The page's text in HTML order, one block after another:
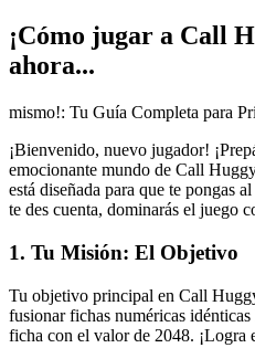
¡Cómo jugar a Call
ahora...
mismo!: Tu Guía Completa para
¡Bienvenido, nuevo jugador!
emocionante mundo de Call
está diseñada para que te pongas
te des cuenta, dominarás el juego
1. Tu Misión: El Objetivo
Tu objetivo principal en Call
fusionar fichas numéricas
ficha con el valor de 2048. ¡Logra